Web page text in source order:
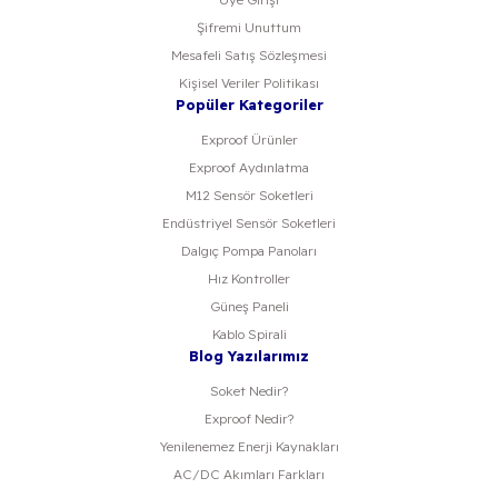
Şifremi Unuttum
Mesafeli Satış Sözleşmesi
Kişisel Veriler Politikası
Popüler Kategoriler
Exproof Ürünler
Exproof Aydınlatma
M12 Sensör Soketleri
Endüstriyel Sensör Soketleri
Dalgıç Pompa Panoları
Hız Kontroller
Güneş Paneli
Kablo Spirali
Blog Yazılarımız
Soket Nedir?
Exproof Nedir?
Yenilenemez Enerji Kaynakları
AC/DC Akımları Farkları